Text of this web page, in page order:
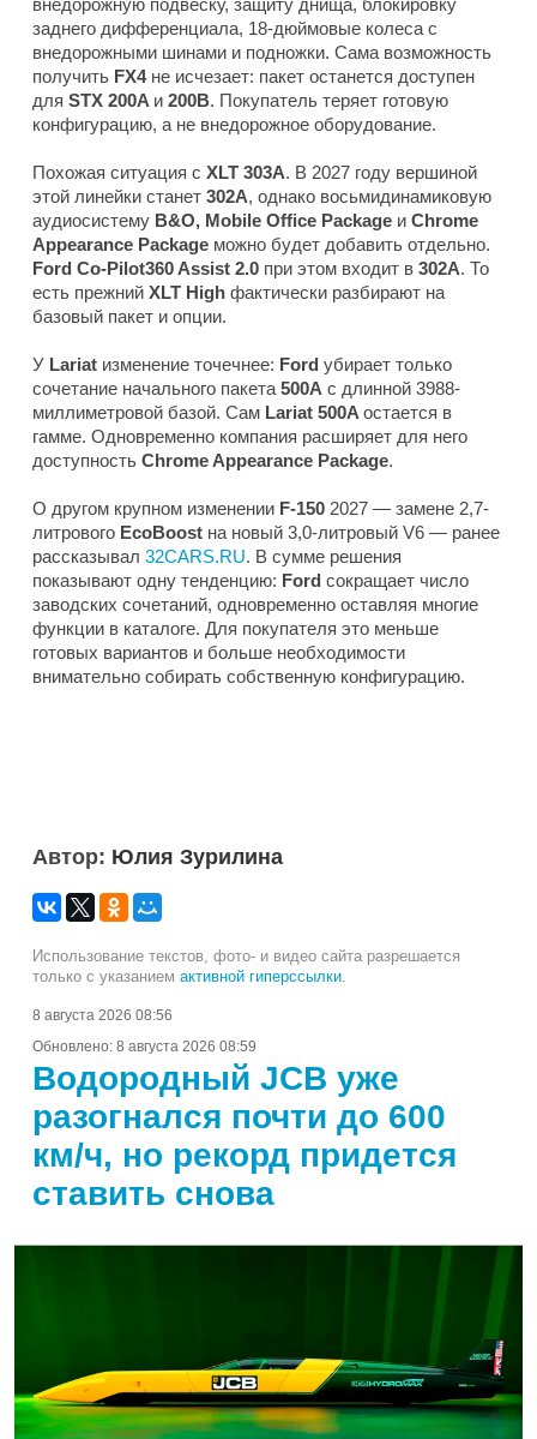
заднего дифференциала, 18-дюймовые колеса с
внедорожными шинами и подножки. Сама возможность
получить FX4не исчезает: пакет останется доступен
для STX 200A и 200B. Покупатель теряет готовую
конфигурацию, а не внедорожное оборудование.
Похожая ситуация с XLT 303A. В 2027 году вершиной
этой линейки станет 302A, однако восьмидинамиковую
аудиосистему B&O, Mobile Office Package и Chrome
Appearance Package можно будет добавить отдельно.
Ford Co-Pilot360 Assist 2.0 при этом входит в 302A. То
есть прежний XLT High фактически разбирают на
базовый пакет и опции.
У Lariat изменение точечнее: Ford убирает только
сочетание начального пакета 500A с длинной 3988-
миллиметровой базой. Сам Lariat 500A остается в
гамме. Одновременно компания расширяет для него
доступность Chrome Appearance Package.
О другом крупном изменении F-150 2027 — замене 2,7-
литрового EcoBoost на новый 3,0-литровый V6 — ранее
рассказывал 32CARS.RU. В сумме решения
показывают одну тенденцию: Ford сокращает число
заводских сочетаний, одновременно оставляя многие
функции в каталоге. Для покупателя это меньше
готовых вариантов и больше необходимости
внимательно собирать собственную конфигурацию.
Автор: Юлия Зурилина
Использование текстов, фото- и видео сайта разрешается
только с указанием активной гиперссылки
8 августа 2026 08:56
Обновлено: 8 августа 2026 08:59
Водородный JCB уже
разогнался почти до 600
км/ч, но рекорд придется
ставить снова